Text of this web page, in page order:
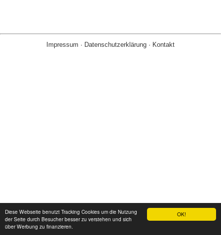
OK!
Diese Webseite benutzt Tracking Cookies um die Nutzung
der Seite durch Besucher besser zu verstehen und sich
über Werbung zu finanzieren.
Impressum · Datenschutzerklärung · Kontakt